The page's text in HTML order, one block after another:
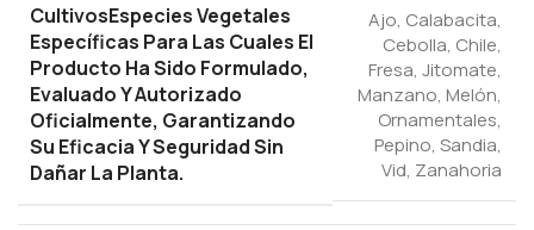
CultivosEspecies Vegetales
Específicas Para Las Cuales El
Producto Ha Sido Formulado,
Evaluado Y Autorizado
Oficialmente, Garantizando
Su Eficacia Y Seguridad Sin
Dañar La Planta.
Ajo, Calabacita,
Cebolla, Chile,
Fresa, Jitomate,
Manzano, Melón,
Ornamentales,
Pepino, Sandia,
Vid, Zanahoria